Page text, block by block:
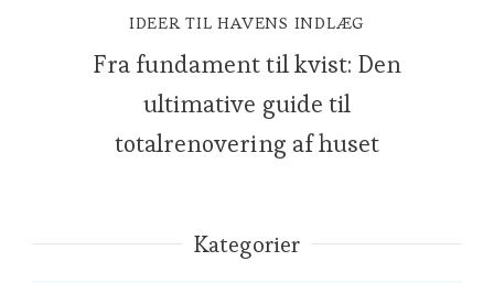
IDEER TIL HAVENS INDLÆG
Fra fundament til kvist: Den
ultimative guide til
totalrenovering af huset
Kategorier